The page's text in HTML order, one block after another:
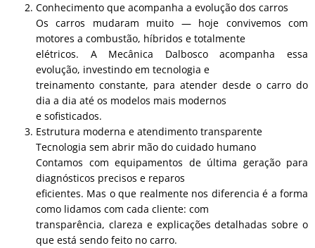
Conhecimento que acompanha a evolução dos carros
Os carros mudaram muito — hoje convivemos com
motores a combustão, híbridos e totalmente
elétricos. A Mecânica Dalbosco acompanha essa
evolução, investindo em tecnologia e
treinamento constante, para atender desde o carro do
dia a dia até os modelos mais modernos
e sofisticados.
Estrutura moderna e atendimento transparente
Tecnologia sem abrir mão do cuidado humano
Contamos com equipamentos de última geração para
diagnósticos precisos e reparos
eficientes. Mas o que realmente nos diferencia é a forma
como lidamos com cada cliente: com
transparência, clareza e explicações detalhadas sobre o
que está sendo feito no carro.